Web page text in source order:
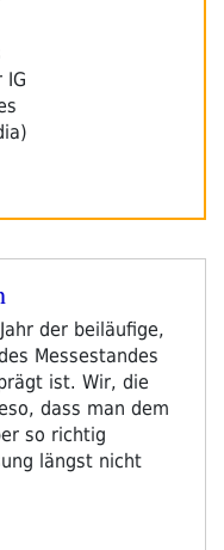
IG
der beiläufige,
Messestandes
ist. Wir, die
dass man dem
so richtig
längst nicht